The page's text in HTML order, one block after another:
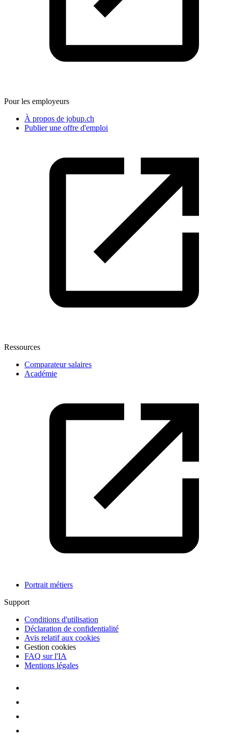
Pour les employeurs
À propos de jobup.ch
Publier une offre d'emploi
Ressources
Comparateur salaires
Académie
Portrait métiers
Support
Conditions d'utilisation
Déclaration de confidentialité
Avis relatif aux cookies
Gestion cookies
FAQ sur l'IA
Mentions légales